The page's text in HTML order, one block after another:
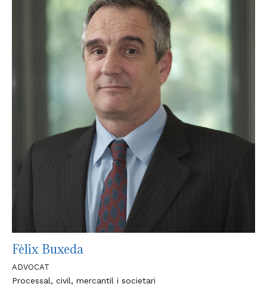
Fèlix Buxeda
ADVOCAT
Processal, civil, mercantil i societari